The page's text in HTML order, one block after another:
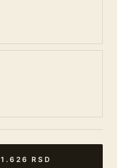
1.626 RSD